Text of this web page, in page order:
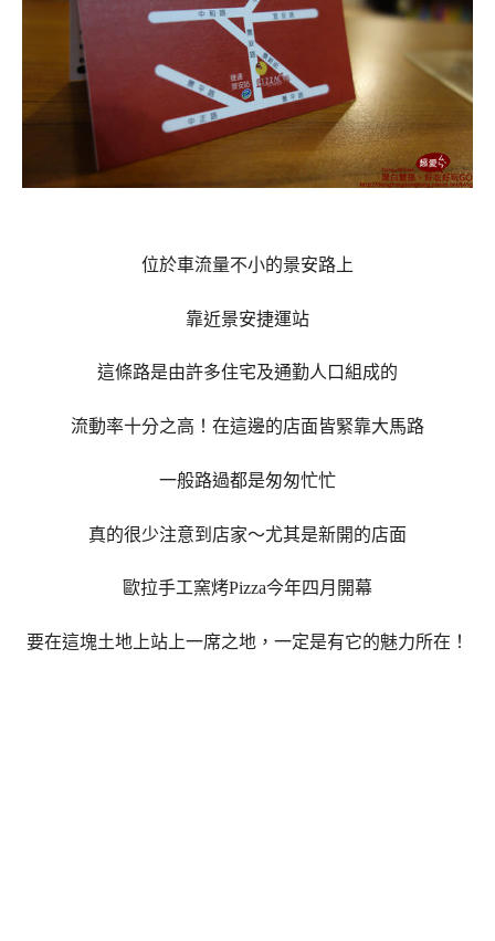
位於車流量不小的景安路上
靠近景安捷運站
這條路是由許多住宅及通勤人口組成的
流動率十分之高！在這邊的店面皆緊靠大馬路
一般路過都是匆匆忙忙
真的很少注意到店家～尤其是新開的店面
歐拉手工窯烤Pizza今年四月開幕
要在這塊土地上站上一席之地，一定是有它的魅力所在！